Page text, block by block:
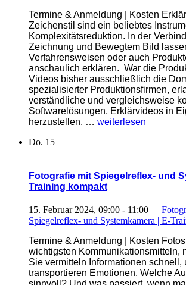
Termine & Anmeldung | Kosten
Zeichenstil sind ein beliebtes
Komplexitätsreduktion. In der
Zeichnung und Bewegtem Bild
Verfahrensweisen oder auch
anschaulich erklären. War die
Videos bisher ausschließlich die
spezialisierter Produktionsfirmen,
verständliche und vergleichsweise
Softwarelösungen, Erklärvideos in
herzustellen. … „Erklärvideos
Training
kompakt
weiterlesen
Do. 15
Fotografie mit Spiegelreflex- und
Training kompakt
15. Februar 2024, 09:00 - 11:00
Spiegelreflex- und Systemkamera | E-
Termine & Anmeldung | Kosten
wichtigsten Kommunikationsmitteln,
Sie vermitteln Informationen schnell,
transportieren Emotionen. Welche